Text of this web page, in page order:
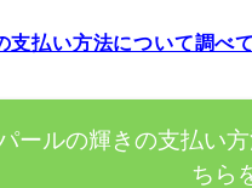
支払い方法について調べ
ールの輝きの支払い
ちら